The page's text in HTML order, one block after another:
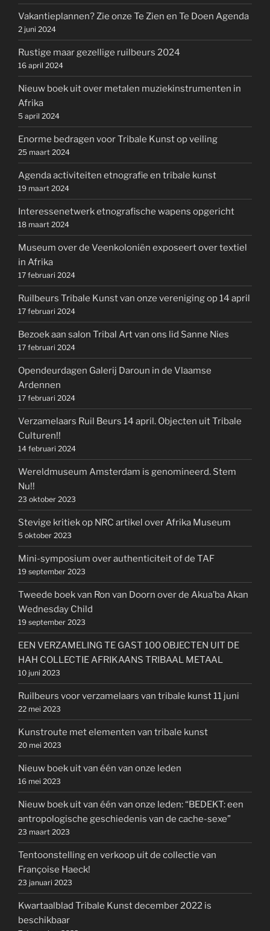
Vakantieplannen? Zie onze Te Zien en Te Doen Agenda
2 juni 2024
Rustige maar gezellige ruilbeurs 2024
16 april 2024
Nieuw boek uit over metalen muziekinstrumenten in
Afrika
5 april 2024
Enorme bedragen voor Tribale Kunst op veiling
25 maart 2024
Agenda activiteiten etnografie en tribale kunst
19 maart 2024
Interessenetwerk etnografische wapens opgericht
18 maart 2024
Museum over de Veenkoloniën exposeert over textiel
in Afrika
17 februari 2024
Ruilbeurs Tribale Kunst van onze vereniging op 14 april
17 februari 2024
Bezoek aan salon Tribal Art van ons lid Sanne Nies
17 februari 2024
Opendeurdagen Galerij Daroun in de Vlaamse
Ardennen
17 februari 2024
Verzamelaars Ruil Beurs 14 april. Objecten uit Tribale
Culturen!!
14 februari 2024
Wereldmuseum Amsterdam is genomineerd. Stem
Nu!!
23 oktober 2023
Stevige kritiek op NRC artikel over Afrika Museum
5 oktober 2023
Mini-symposium over authenticiteit of de TAF
19 september 2023
Tweede boek van Ron van Doorn over de Akua’ba Akan
Wednesday Child
19 september 2023
EEN VERZAMELING TE GAST 100 OBJECTEN UIT DE
HAH COLLECTIE AFRIKAANS TRIBAAL METAAL
10 juni 2023
Ruilbeurs voor verzamelaars van tribale kunst 11 juni
22 mei 2023
Kunstroute met elementen van tribale kunst
20 mei 2023
Nieuw boek uit van één van onze leden
16 mei 2023
Nieuw boek uit van één van onze leden: “BEDEKT: een
antropologische geschiedenis van de cache-sexe”
23 maart 2023
Tentoonstelling en verkoop uit de collectie van
Françoise Haeck!
23 januari 2023
Kwartaalblad Tribale Kunst december 2022 is
beschikbaar